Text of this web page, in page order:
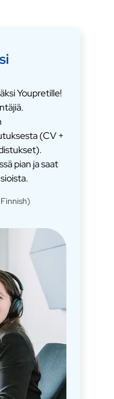
Youpretille!
(CV +
pian ja saat